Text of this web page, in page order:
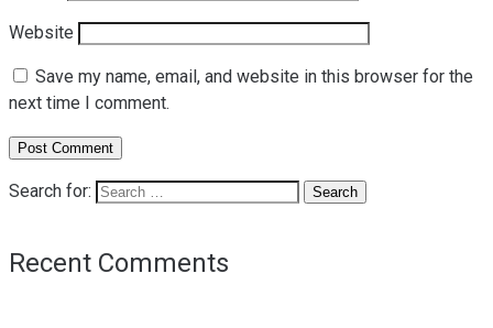
Website
Save my name, email, and website in this browser for the
next time I comment.
Search for:
Recent Comments